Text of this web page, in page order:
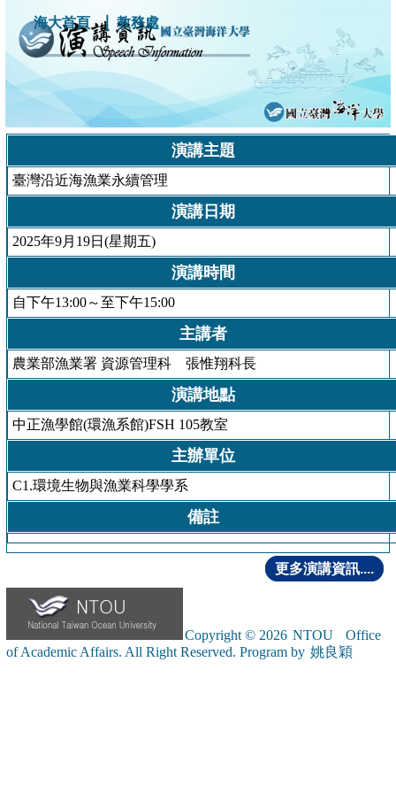
海大首頁 ｜ 教務處
演講主題
臺灣沿近海漁業永續管理
演講日期
2025年9月19日(星期五)
演講時間
自下午13:00～至下午15:00
主講者
農業部漁業署 資源管理科 張惟翔科長
演講地點
中正漁學館(環漁系館)FSH 105教室
主辦單位
C1.環境生物與漁業科學學系
備註
更多演講資訊....
Copyright © 2026 NTOU
Office
of Academic Affairs. All Right Reserved. Program by 姚良穎